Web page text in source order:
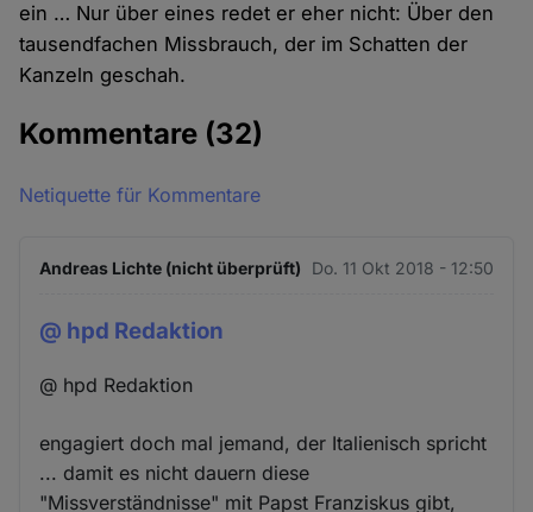
ein … Nur über eines redet er eher nicht: Über den
tausendfachen Missbrauch, der im Schatten der
Kanzeln geschah.
Kommentare (32)
Netiquette für Kommentare
Andreas Lichte (nicht überprüft) Do. 11 Okt 2018 - 12:50
@ hpd Redaktion
@ hpd Redaktion
engagiert doch mal jemand, der Italienisch spricht
... damit es nicht dauern diese
"Missverständnisse" mit Papst Franziskus gibt,